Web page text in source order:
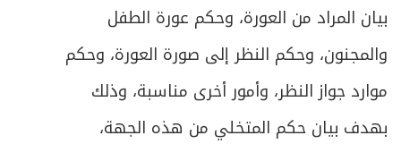
بيان المراد من العورة، وحكم عورة الطفل
والمجنون، وحكم النظر إلى صورة العورة، وحكم
موارد جواز النظر، وأمور أخرى مناسبة، وذلك
بهدف بيان حكم المتخلي من هذه الجهة،